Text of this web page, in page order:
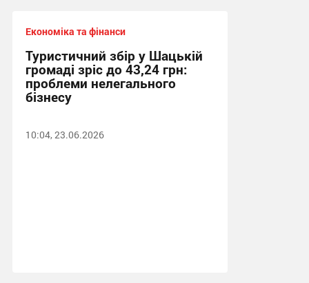
Економіка та фінанси
Туристичний збір у Шацькій
громаді зріс до 43,24 грн:
проблеми нелегального
бізнесу
10:04, 23.06.2026